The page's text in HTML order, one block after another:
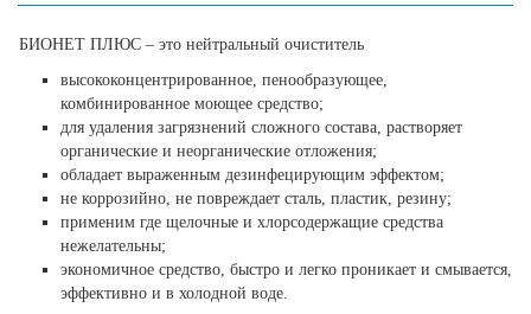
БИОНЕТ ПЛЮС – это нейтральный очиститель
высококонцентрированное, пенообразующее,
комбинированное моющее средство;
для удаления загрязнений сложного состава, растворяет
органические и неорганические отложения;
обладает выраженным дезинфецирующим эффектом;
не коррозийно, не повреждает сталь, пластик, резину;
применим где щелочные и хлорсодержащие средства
нежелательны;
экономичное средство, быстро и легко проникает и смывается,
эффективно и в холодной воде.